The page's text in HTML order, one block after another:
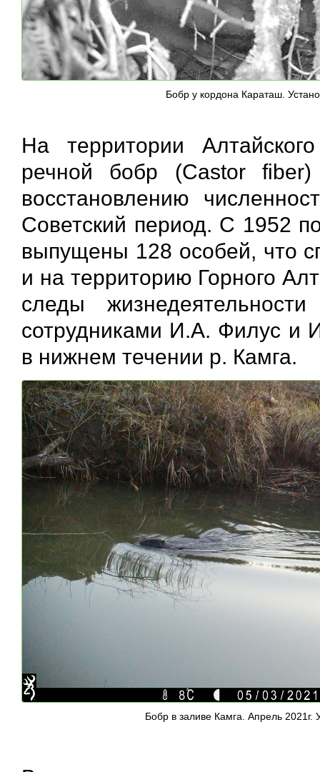
Бобр у кордона Караташ.
На территории
речной бобр (Castor
восстановлению
Советский период. С 1952
выпущены 128 особей, что
и на территорию Горного
следы
сотрудниками И.А. Филус и
в нижнем течении р. Камга.
Бобр в заливе Камга. Апрель